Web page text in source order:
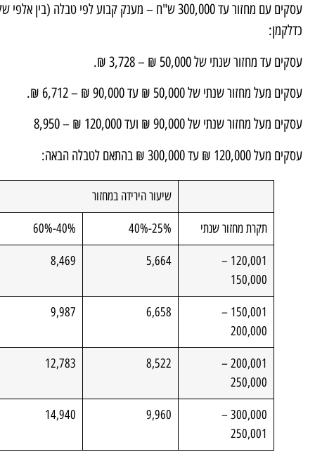
עסקים עם מחזור עד 300,000 ש"ח – מענק קבוע לפי
כדלקמן:
עסקים עד מחזור שנתי של 50,000 ₪ – 3,728 ₪.
עסקים מעל מחזור שנתי של 50,000 ₪ עד 90,000 ₪ – 6,712 ₪.
עסקים מעל מחזור שנתי של 90,000 ₪ ועד 120,000 ₪ – 8,950
עסקים מעל 120,000 ₪ עד 300,000 ₪ בהתאם לטבלה הבאה:
שיעור הירידה במחזור
תקרת מחזור שנתי 25%-40%
40%-60%
120,001 –
150,000
5,664
8,469
150,001 –
200,000
6,658
9,987
200,001 –
250,000
8,522
12,783
300,000 –
250,001
9,960
14,940